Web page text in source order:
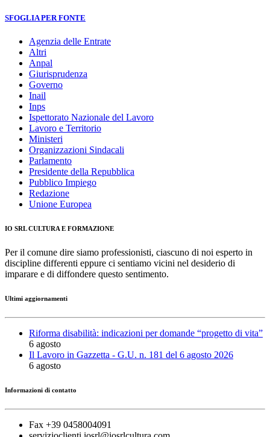
SFOGLIA PER FONTE
Agenzia delle Entrate
Altri
Anpal
Giurisprudenza
Governo
Inail
Inps
Ispettorato Nazionale del Lavoro
Lavoro e Territorio
Ministeri
Organizzazioni Sindacali
Parlamento
Presidente della Repubblica
Pubblico Impiego
Redazione
Unione Europea
IO SRL CULTURA E FORMAZIONE
Per il comune dire siamo professionisti, ciascuno di noi esperto in
discipline differenti eppure ci sentiamo vicini nel desiderio di
imparare e di diffondere questo sentimento.
Ultimi aggiornamenti
Riforma disabilità: indicazioni per domande “progetto di vita”
6 agosto
Il Lavoro in Gazzetta - G.U. n. 181 del 6 agosto 2026
6 agosto
Informazioni di contatto
Fax +39 0458004091